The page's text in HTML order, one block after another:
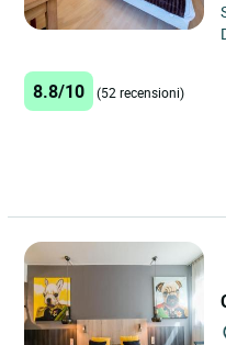
8.8/10 (52 recensioni)